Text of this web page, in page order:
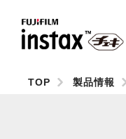
TOP 製品情報